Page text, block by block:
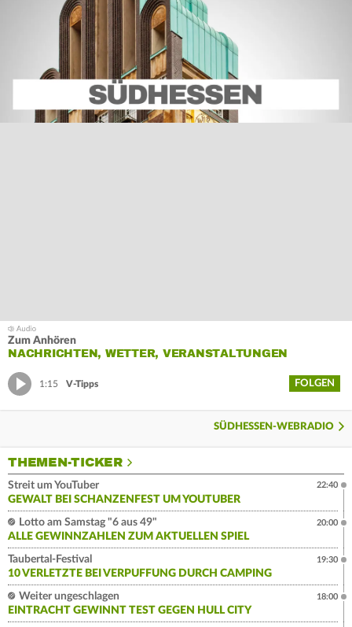
Zum Anhören
NACHRICHTEN, WETTER, VERANSTALTUNGEN
1:15 V-Tipps FOLGEN
SÜDHESSEN-WEBRADIO
THEMEN-TICKER
Streit um YouTuber
GEWALT BEI SCHANZENFEST UM YOUTUBER
22:40
Lotto am Samstag "6 aus 49"
ALLE GEWINNZAHLEN ZUM AKTUELLEN SPIEL
20:00
Taubertal-Festival
10 VERLETZTE BEI VERPUFFUNG DURCH CAMPING
19:30
Weiter ungeschlagen
EINTRACHT GEWINNT TEST GEGEN HULL CITY
18:00